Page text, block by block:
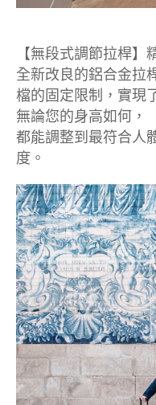
【無段式調節拉桿
全新改良的鋁合金拉
檔的固定限制，實現
無論您的身高如何，
都能調整到最符合人
度。